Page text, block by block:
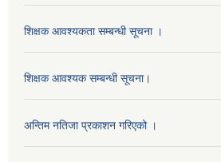
शिक्षक आवश्यकता सम्बन्धी सूचना ।
शिक्षक आवश्यक सम्बन्धी सूचना।
अन्तिम नतिजा प्रकाशन गरिएको ।